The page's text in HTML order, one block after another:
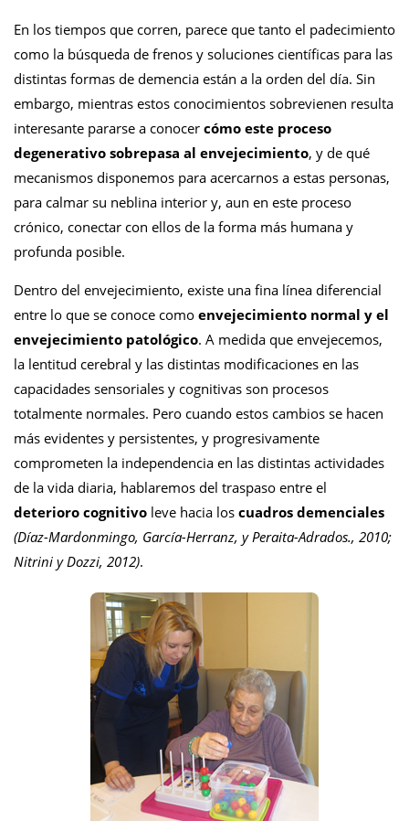
En los tiempos que corren, parece que tanto el padecimiento
como la búsqueda de frenos y soluciones científicas para las
distintas formas de demencia están a la orden del día. Sin
embargo, mientras estos conocimientos sobrevienen resulta
interesante pararse a conocer cómo este proceso
degenerativo sobrepasa al envejecimiento, y de qué
mecanismos disponemos para acercarnos a estas personas,
para calmar su neblina interior y, aun en este proceso
crónico, conectar con ellos de la forma más humana y
profunda posible.
Dentro del envejecimiento, existe una fina línea diferencial
entre lo que se conoce como envejecimiento normal y el
envejecimiento patológico. A medida que envejecemos,
la lentitud cerebral y las distintas modificaciones en las
capacidades sensoriales y cognitivas son procesos
totalmente normales. Pero cuando estos cambios se hacen
más evidentes y persistentes, y progresivamente
comprometen la independencia en las distintas actividades
de la vida diaria, hablaremos del traspaso entre el
deterioro cognitivo leve hacia los cuadros demenciales
(Díaz-Mardonmingo, García-Herranz, y Peraita-Adrados., 2010;
Nitrini y Dozzi, 2012).